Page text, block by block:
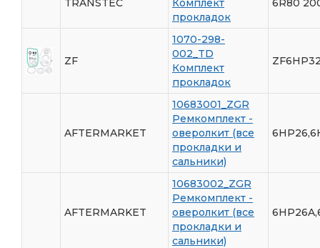
TRANSTEC
Комплект
прокладок
6R80
ZF
1070-298-
002_TD
Комплект
прокладок
AFTERMARKET
10683001_ZGR
Ремкомплект -
оверолкит (все
прокладки и
сальники)
AFTERMARKET
10683002_ZGR
Ремкомплект -
оверолкит (все
прокладки и
сальники)